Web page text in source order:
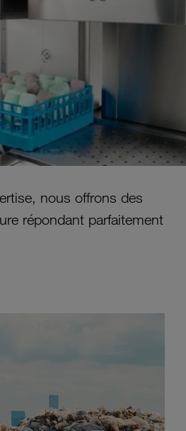
les gobelets, la
réutilisable, des solutions
Notamment les
du plastique, bien
faïence, la porcelaine ou le
nous offrons des
répondant parfaitement